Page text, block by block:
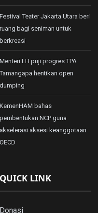
Festival Teater Jakarta Utara beri
ruang bagi seniman untuk
berkreasi
Menteri LH puji progres TPA
Tamangapa hentikan open
dumping
KemenHAM bahas
pembentukan NCP guna
akselerasi aksesi keanggotaan
OECD
QUICK LINK
Donasi